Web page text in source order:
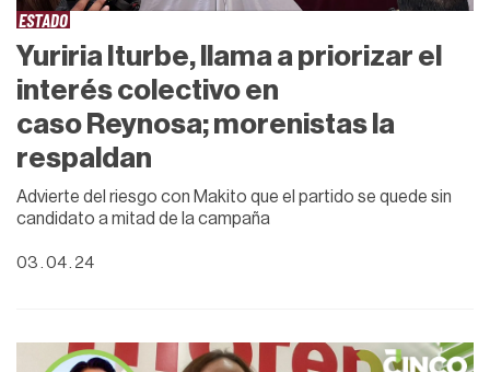
ESTADO
Yuriria Iturbe, llama a priorizar el
interés colectivo en
caso Reynosa; morenistas la
respaldan
Advierte del riesgo con Makito que el partido se quede sin
candidato a mitad de la campaña
03 . 04 . 24